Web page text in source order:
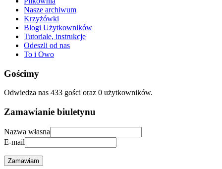
Nasze archiwum
Krzyżówki
Blogi Użytkowników
Tutoriale, instrukcje
Odeszli od nas
To i Owo
Gościmy
Odwiedza nas 433 gości oraz 0 użytkowników.
Zamawianie biuletynu
Nazwa własna
E-mail
Zamawiam